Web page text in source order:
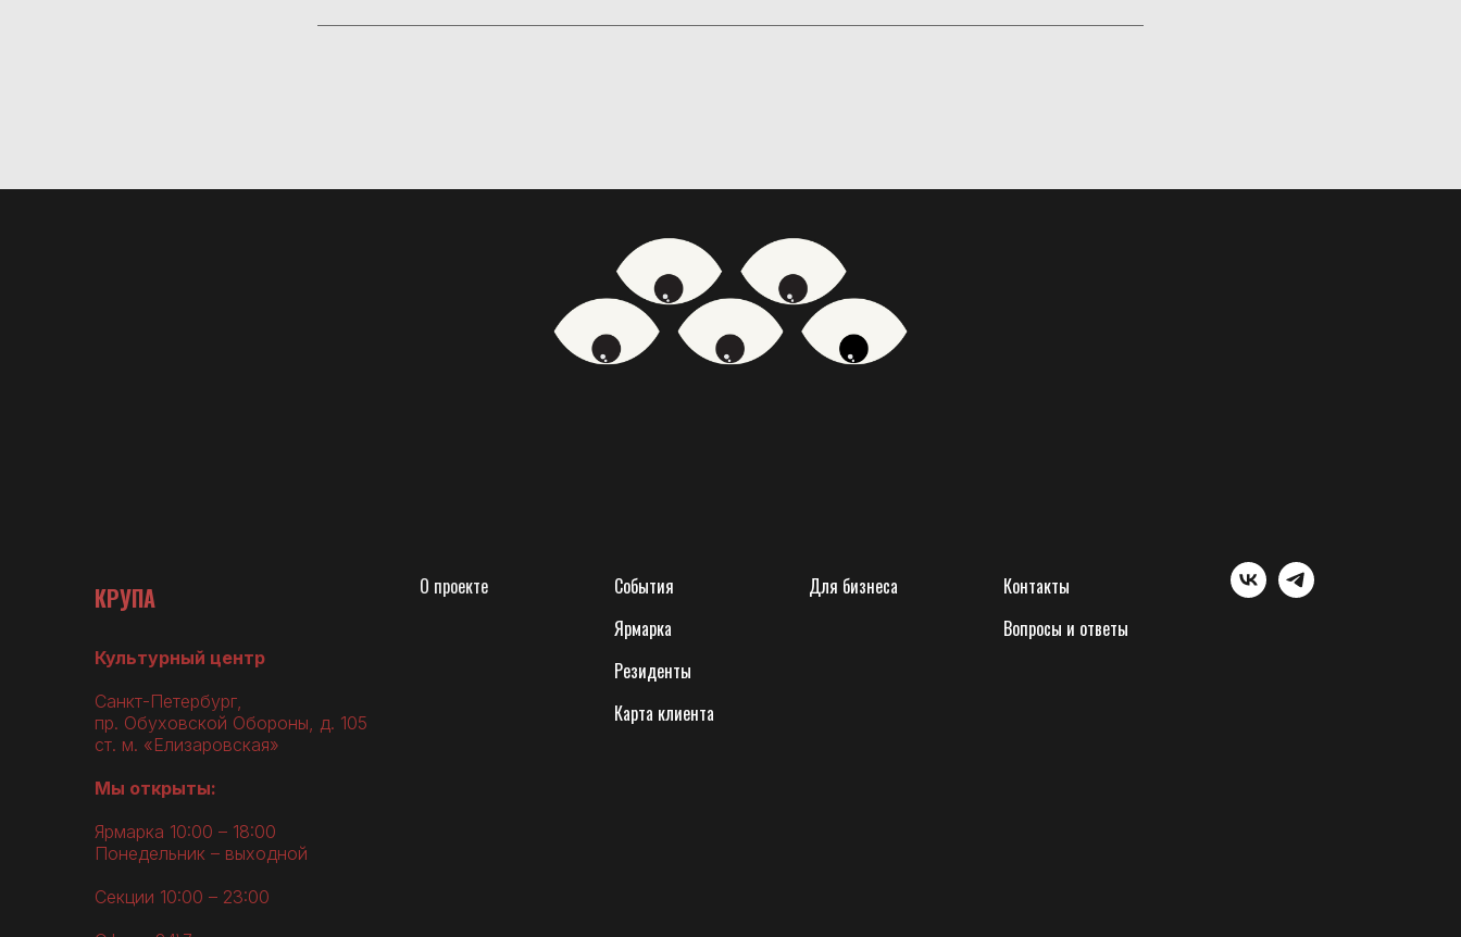
КРУПА
Культурный центр
Санкт-Петербург,
пр. Обуховской Обороны, д. 105
ст. м. «Елизаровская»
Мы открыты:
Ярмарка 10:00 – 18:00
Понедельник – выходной
Секции 10:00 – 23:00
О проекте
События
Ярмарка
Резиденты
Карта клиента
Для бизнеса
Контакты
Вопросы и ответы